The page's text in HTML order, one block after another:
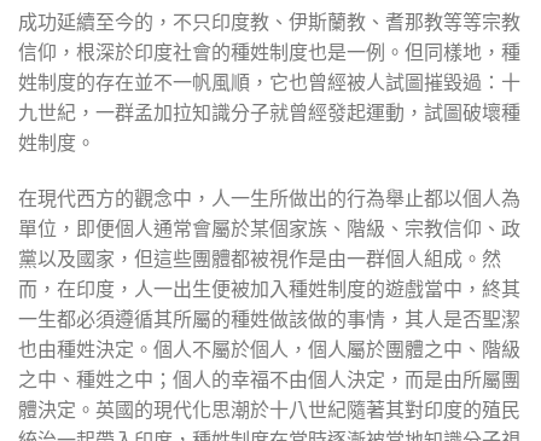
成功延續至今的，不只印度教、伊斯蘭教、耆那教等等宗教
信仰，根深於印度社會的種姓制度也是一例。但同樣地，種
姓制度的存在並不一帆風順，它也曾經被人試圖摧毀過：十
九世紀，一群孟加拉知識分子就曾經發起運動，試圖破壞種
姓制度。
在現代西方的觀念中，人一生所做出的行為舉止都以個人為
單位，即便個人通常會屬於某個家族、階級、宗教信仰、政
黨以及國家，但這些團體都被視作是由一群個人組成。然
而，在印度，人一出生便被加入種姓制度的遊戲當中，終其
一生都必須遵循其所屬的種姓做該做的事情，其人是否聖潔
也由種姓決定。個人不屬於個人，個人屬於團體之中、階級
之中、種姓之中；個人的幸福不由個人決定，而是由所屬團
體決定。英國的現代化思潮於十八世紀隨著其對印度的殖民